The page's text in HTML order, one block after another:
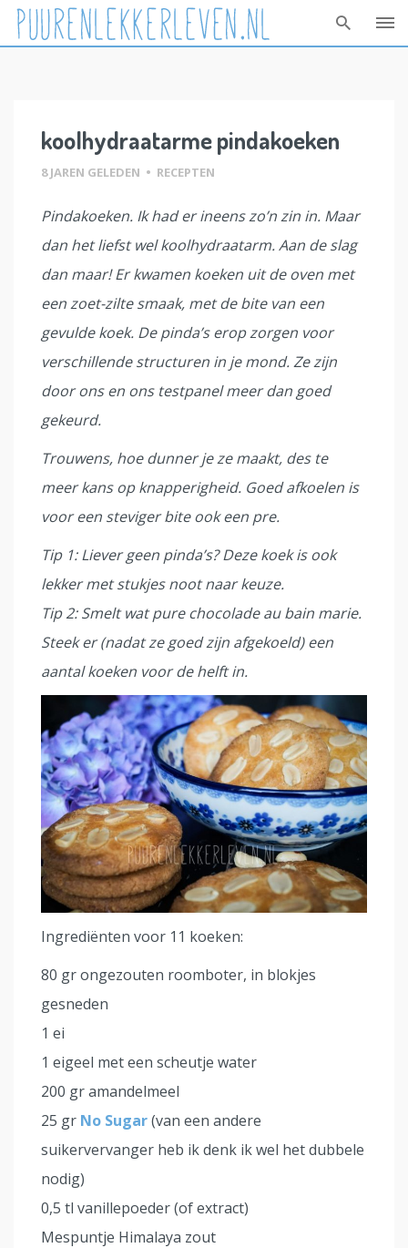
koolhydraatarme pindakoeken
8 JAREN GELEDEN • RECEPTEN
Pindakoeken. Ik had er ineens zo’n zin in. Maar
dan het liefst wel koolhydraatarm. Aan de slag
dan maar! Er kwamen koeken uit de oven met
een zoet-zilte smaak, met de bite van een
gevulde koek. De pinda’s erop zorgen voor
verschillende structuren in je mond. Ze zijn
door ons en ons testpanel meer dan goed
gekeurd.
Trouwens, hoe dunner je ze maakt, des te
meer kans op knapperigheid. Goed afkoelen is
voor een steviger bite ook een pre.
Tip 1: Liever geen pinda’s? Deze koek is ook
lekker met stukjes noot naar keuze.
Tip 2: Smelt wat pure chocolade au bain marie.
Steek er (nadat ze goed zijn afgekoeld) een
aantal koeken voor de helft in.
Ingrediënten voor 11 koeken:
80 gr ongezouten roomboter, in blokjes
gesneden
1 ei
1 eigeel met een scheutje water
200 gr amandelmeel
25 gr No Sugar(van een andere
suikervervanger heb ik denk ik wel het dubbele
nodig)
0,5 tl vanillepoeder (of extract)
Mespuntje Himalaya zout